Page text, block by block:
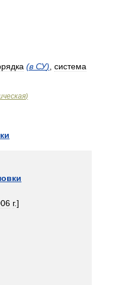
(в СУ) система
)
г.]